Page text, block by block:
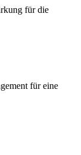
für die
für eine